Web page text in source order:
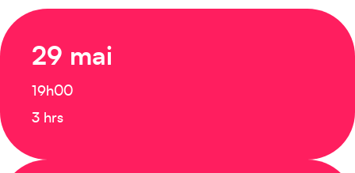
29 mai
19h00
3 hrs